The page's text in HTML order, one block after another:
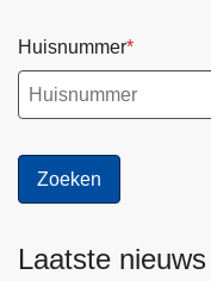
Huisnummer
Laatste nieuws